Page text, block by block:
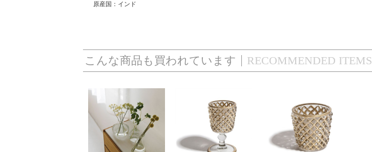
原産国：インド
RECOMMENDED ITEMS
こんな商品も買われています